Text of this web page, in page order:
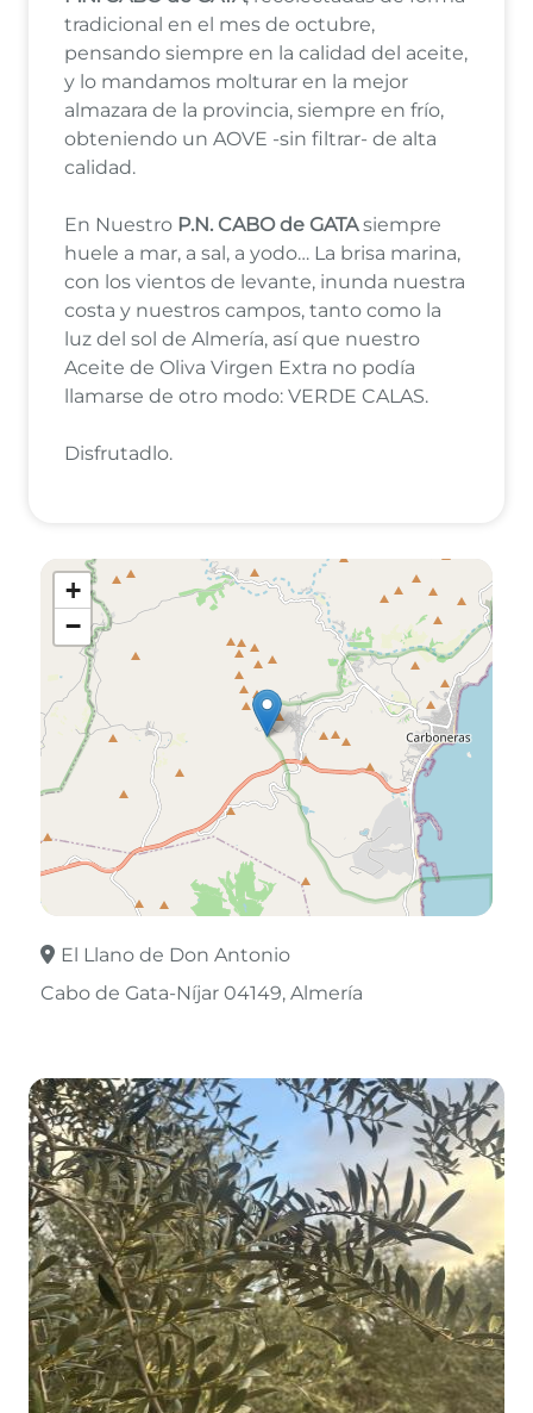
tradicional en el mes de octubre,
pensando siempre en la calidad del aceite,
y lo mandamos molturar en la mejor
almazara de la provincia, siempre en frío,
obteniendo un AOVE -sin filtrar- de alta
calidad.
En Nuestro P.N. CABO de GATAsiempre
huele a mar, a sal, a yodo… La brisa marina,
con los vientos de levante, inunda nuestra
costa y nuestros campos, tanto como la
luz del sol de Almería, así que nuestro
Aceite de Oliva Virgen Extra no podía
llamarse de otro modo: VERDE CALAS.
Disfrutadlo.
+
−
Leaflet©OpenStreetMapcontributors
El Llano de Don Antonio
Cabo de Gata-Níjar 04149 Almería